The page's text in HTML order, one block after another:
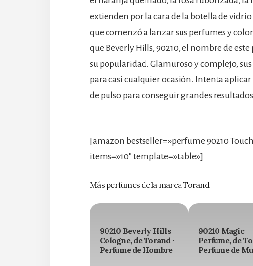
extienden por la cara de la botella de vidrio
que comenzó a lanzar sus perfumes y
que Beverly Hills, 90210, el nombre de
su popularidad. Glamuroso y complejo,
para casi cualquier ocasión. Intenta aplicar
de pulso para conseguir grandes
[amazon bestseller=»perfume 90210
items=»10″ template=»table»]
Más perfumes de la marca Torand
90210 Beverly Hills
Cologne, de Torand ·
Perfume de Hombre
90210 Magic
Perfume, de
Perfume de